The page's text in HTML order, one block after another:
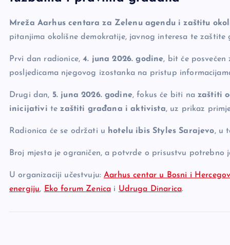
b
o
o
k
Li
n
k
g
er
Mreža Aarhus centara za Zelenu agendu i zaštitu
pitanjima okolišne demokratije, javnog interesa te
Prvi dan radionice,4. juna 2026. godine, bit će
posljedicama njegovog izostanka na pristup
Drugi dan, 5. juna 2026. godine, fokus će biti nazaštiti
inicijativi tezaštiti građana i aktivista, uz prikaz
Radionica će se održati u hotelu ibis Styles Sarajevo, u
Broj mjesta je ograničen, a potvrde o prisustvu potrebno
U organizaciji učestvuju:Aarhus centar u Bosni i
energiju, Eko forum Zenica i Udruga Dinarica.